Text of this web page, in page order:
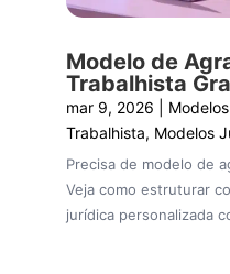
Modelo de
Trabalhista
mar 9, 2026
Trabalhista, Modelos
Precisa de modelo de
Veja como estruturar
jurídica personalizada